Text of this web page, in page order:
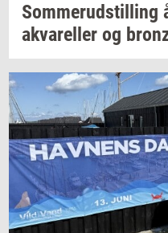
Som­mer­ud­stil­ling
akva­rel­ler og